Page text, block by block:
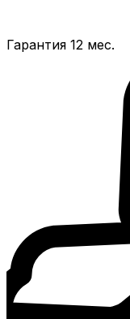
Гарантия 12 мес.